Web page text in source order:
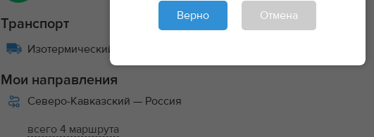
Транспорт
Изотермический, 2 тн, 17 м³ задняя
Мои направления
Северо-Кавказский— Россия
всего 4 маршрута
Верно Отмена